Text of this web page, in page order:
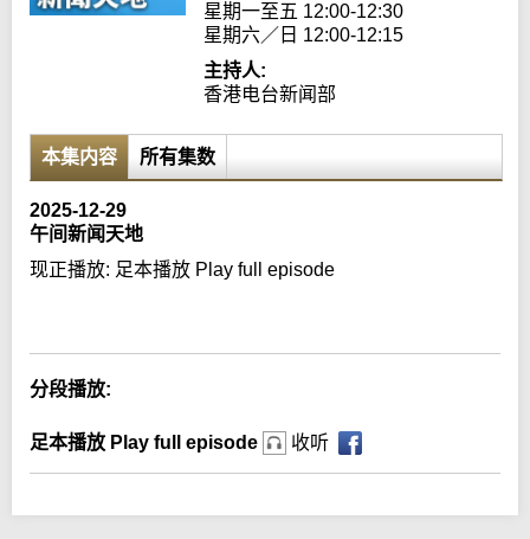
星期一至五 12:00-12:30
星期六／日 12:00-12:15
主持人:
香港电台新闻部
本集内容 所有集数
2025-12-29
午间新闻天地
现正播放: 足本播放 Play full episode
分段播放:
足本播放 Play full episode 收听